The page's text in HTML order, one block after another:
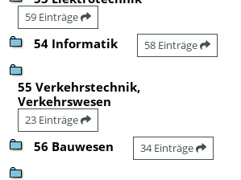
59 Einträge
54 Informatik 58 Einträge
55 Verkehrstechnik,
Verkehrswesen
23 Einträge
56 Bauwesen 34 Einträge